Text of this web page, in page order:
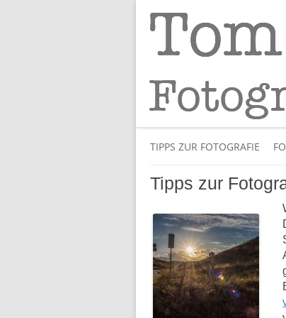
Tom!
Tipps und Tricks und
TIPPS ZUR FOTOGRAFIE
Tipps zur